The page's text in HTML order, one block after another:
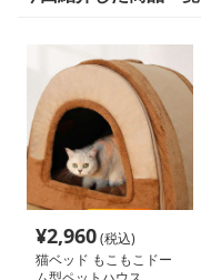
¥2,960(税込)
猫ベッド もこもこドー